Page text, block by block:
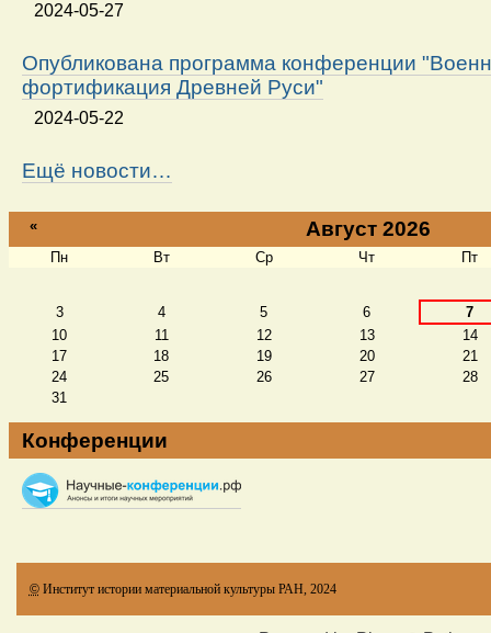
2024-05-27
Опубликована программа конференции
фортификация Древней Руси"
2024-05-22
Ещё новости…
« Август 2026
Пн Вт Ср Чт Пт
3 4 5 6
7
10
11 12 13
14
17
18 19 20
21
24
25 26 27
28
31
Конференции
© Институт истории материальной культуры РАН, 2024